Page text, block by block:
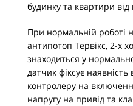
будинку та квартири від
При нормальній роботі
антипотоп Тервікс, 2-х
знаходиться у
датчик фіксує
контролеру на
напругу на привід та